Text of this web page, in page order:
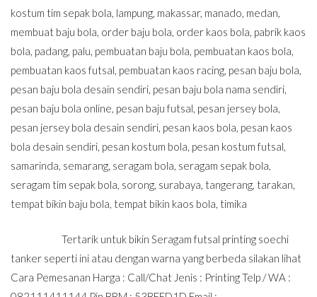
kostum tim sepak bola, lampung, makassar, manado, medan,
membuat baju bola, order baju bola, order kaos bola, pabrik kaos
bola, padang, palu, pembuatan baju bola, pembuatan kaos bola,
pembuatan kaos futsal, pembuatan kaos racing, pesan baju bola,
pesan baju bola desain sendiri, pesan baju bola nama sendiri,
pesan baju bola online, pesan baju futsal, pesan jersey bola,
pesan jersey bola desain sendiri, pesan kaos bola, pesan kaos
bola desain sendiri, pesan kostum bola, pesan kostum futsal,
samarinda, semarang, seragam bola, seragam sepak bola,
seragam tim sepak bola, sorong, surabaya, tangerang, tarakan,
tempat bikin baju bola, tempat bikin kaos bola, timika
Tertarik untuk bikin Seragam futsal printing soechi
tanker seperti ini atau dengan warna yang berbeda silakan lihat
Cara Pemesanan Harga : Call/Chat Jenis : Printing Telp / WA :